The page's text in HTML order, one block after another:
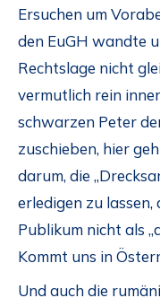
Ersuchen um
den EuGH wandte
Rechtslage nicht
vermutlich rein
schwarzen Peter
zuschieben, hier
darum, die
erledigen zu
Publikum nicht als
Kommt uns in
Und auch die